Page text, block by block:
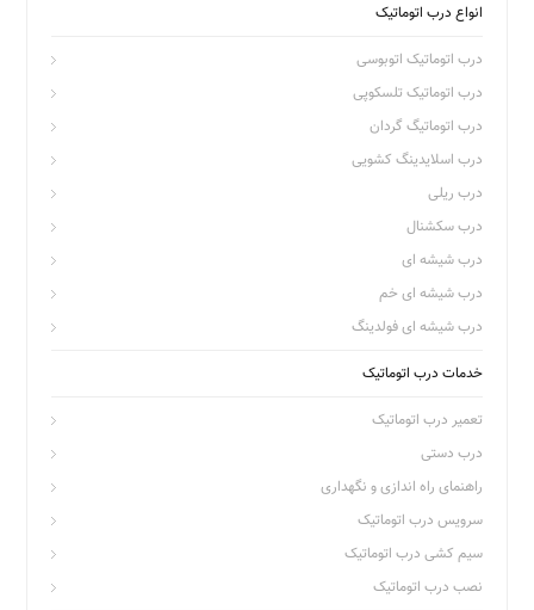
انواع درب اتوماتیک
درب اتوماتیک اتوبوسی
درب اتوماتیک تلسکوپی
درب اتوماتیگ گردان
درب اسلایدینگ کشویی
درب ریلی
درب سکشنال
درب شیشه ای
درب شیشه ای خم
درب شیشه ای فولدینگ
خدمات درب اتوماتیک
تعمیر درب اتوماتیک
درب دستی
راهنمای راه اندازی و نگهداری
سرویس درب اتوماتیک
سیم کشی درب اتوماتیک
نصب درب اتوماتیک